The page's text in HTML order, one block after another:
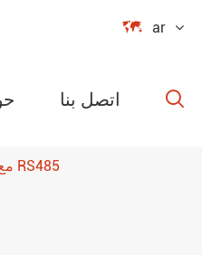
 ar
اتصل بنا 
إشارات وحدة طرفية عن بعد متعددة الدوائر من سلسلة ARTU100 مع RS485